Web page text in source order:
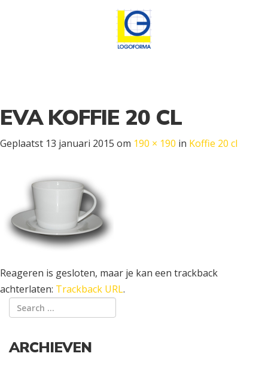
EVA KOFFIE 20 CL
Geplaatst 13 januari 2015 om 190 × 190 in Koffie 20 cl
Reageren is gesloten, maar je kan een trackback
achterlaten: Trackback URL.
ARCHIEVEN